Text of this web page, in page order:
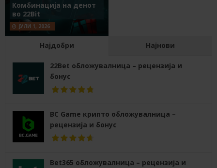
Комбинација на денот
во 22Bit
ЈУЛИ 1, 2026
Најдобри Најнови
22Bet обложувалница – рецензија и
бонус
BC Game крипто обложувалница –
рецензија и бонус
Bet365 обложувалница – рецензија и